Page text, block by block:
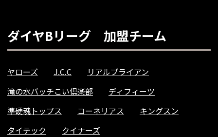
ダイヤBリーグ 加盟チーム
ヤローズ J.C.C
リアルブライアン
滝の水バッチこい倶楽部
ディフィーツ
準硬魂トップス
コーネリアス
キングスン
タイテック
クイナーズ